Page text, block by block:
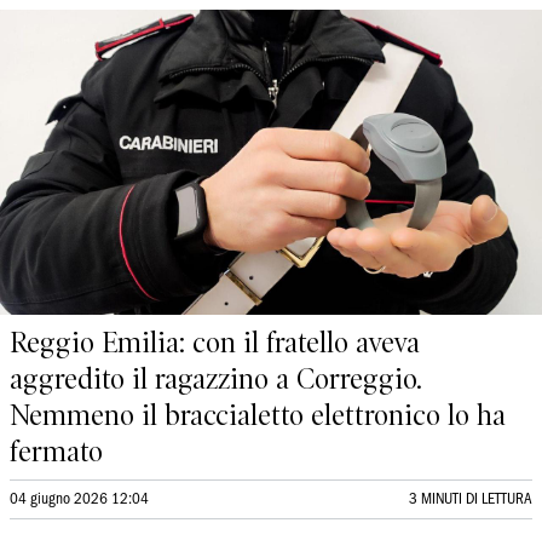
Reggio Emilia: con il fratello aveva
aggredito il ragazzino a Correggio.
Nemmeno il braccialetto elettronico lo ha
fermato
04 giugno 2026 12:04 3 MINUTI DI LETTURA